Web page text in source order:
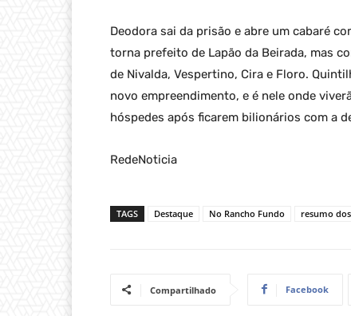
Deodora sai da prisão e abre um cabaré
torna prefeito de Lapão da Beirada, mas
de Nivalda, Vespertino, Cira e Floro.
novo empreendimento, e é nele onde
hóspedes após ficarem bilionários com a
RedeNoticia
TAGS Destaque No Rancho Fundo resumo
Compartilhado Facebook